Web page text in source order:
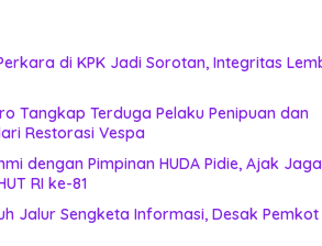
di KPK Jadi Sorotan, Integritas
Tangkap Terduga Pelaku Penipuan dan
Restorasi Vespa
dengan Pimpinan HUDA Pidie, Ajak Jaga
RI ke-81
Jalur Sengketa Informasi, Desak